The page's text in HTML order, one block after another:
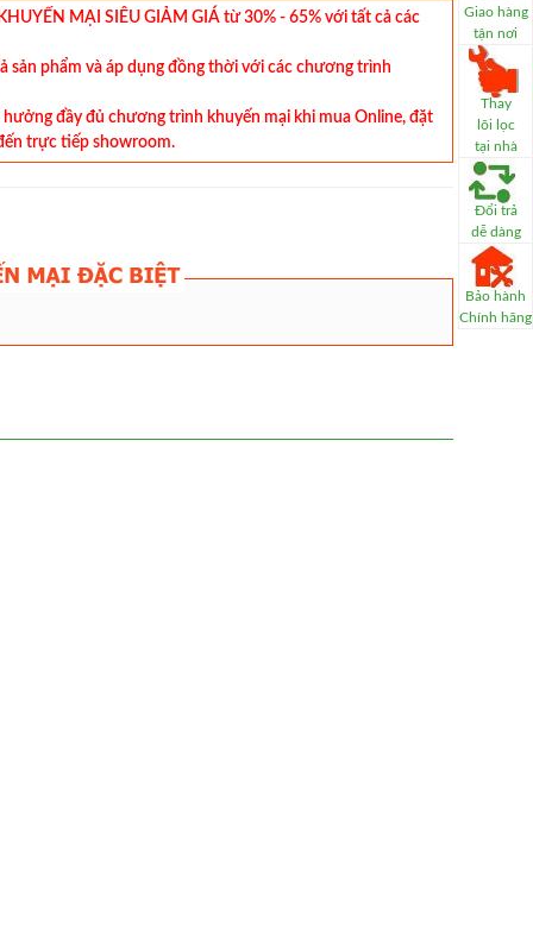
Giao hàng
tận nơi
Thay
lõi lọc
tại nhà
Đổi trả
dễ dàng
Bảo hành
Chính hãng
MẠI SIÊU GIẢM GIÁ từ 30% - 65% với tất cả các
sản phẩm và áp dụng đồng thời với các chương trình
đầy đủ chương trình khuyến mại khi mua Online, đặt
trực tiếp showroom.